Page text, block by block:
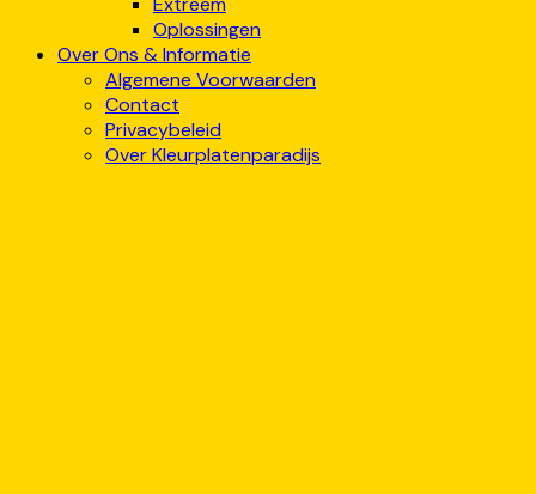
Oplossingen
Over Ons & Informatie
Algemene Voorwaarden
Contact
Privacybeleid
Over Kleurplatenparadijs